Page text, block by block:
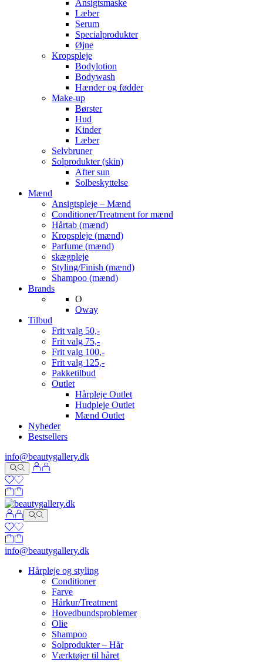
Ansigtsmaske
Læber
Serum
Specialprodukter
Øjne
Kropspleje
Bodylotion
Bodywash
Hænder og fødder
Make-up
Børster
Hud
Kinder
Læber
Selvbruner
Solprodukter (skin)
After sun
Solbeskyttelse
Mænd
Ansigtspleje – Mænd
Conditioner/Treatment for mænd
Hårtab (mænd)
Kropspleje (mænd)
Parfume (mænd)
skægpleje
Styling/Finish (mænd)
Shampoo (mænd)
Brands
O
Oway
Tilbud
Frit valg 50,-
Frit valg 75,-
Frit valg 100,-
Frit valg 125,-
Pakketilbud
Outlet
Hårpleje Outlet
Hudpleje Outlet
Mænd Outlet
Nyheder
Bestsellers
info@beautygallery.dk
info@beautygallery.dk
Hårpleje og styling
Conditioner
Farve
Hårkur/Treatment
Hovedbundsproblemer
Olie
Shampoo
Solprodukter – Hår
Værktøjer til håret